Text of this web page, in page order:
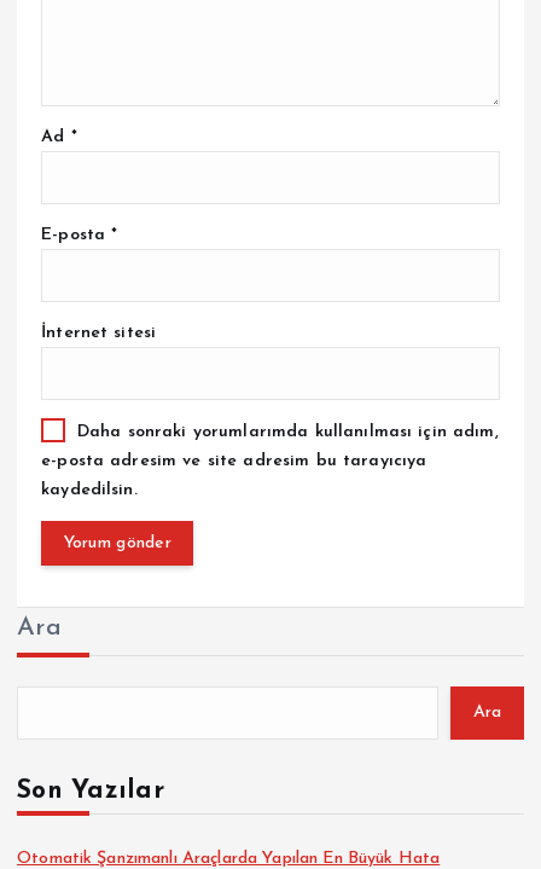
Ad *
E-posta*
İnternet sitesi
Daha sonraki yorumlarımda kullanılması için adım,
e-posta adresim ve site adresim bu tarayıcıya
kaydedilsin.
Ara
Ara
Son Yazılar
Otomatik Şanzımanlı Araçlarda Yapılan En Büyük Hata